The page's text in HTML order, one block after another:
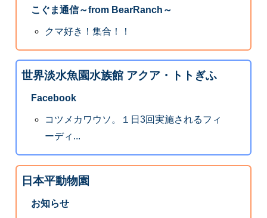
こぐま通信～from BearRanch～
クマ好き！集合！！
世界淡水魚園水族館 アクア・トトぎふ
Facebook
コツメカワウソ。１日3回実施されるフィ
ーディ...
日本平動物園
お知らせ